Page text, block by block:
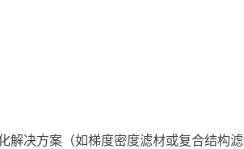
解决方案（如梯度密度滤材或复合结构滤